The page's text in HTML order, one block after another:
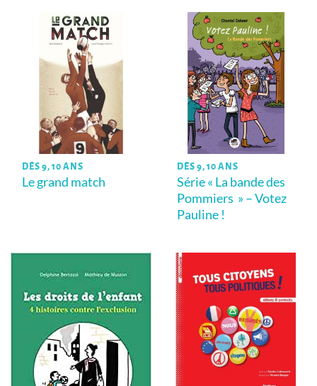
DÈS 9, 10 ANS
Le grand match
DÈS 9, 10 ANS
Série « La bande des
Pommiers » – Votez
Pauline !